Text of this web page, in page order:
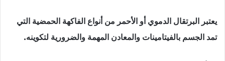
يعتبر البرتقال الدموي أو الأحمر من أنواع الفاكهة الحمضية التي
تمد الجسم بالفيتامينات والمعادن المهمة والضرورية لتكوينه.